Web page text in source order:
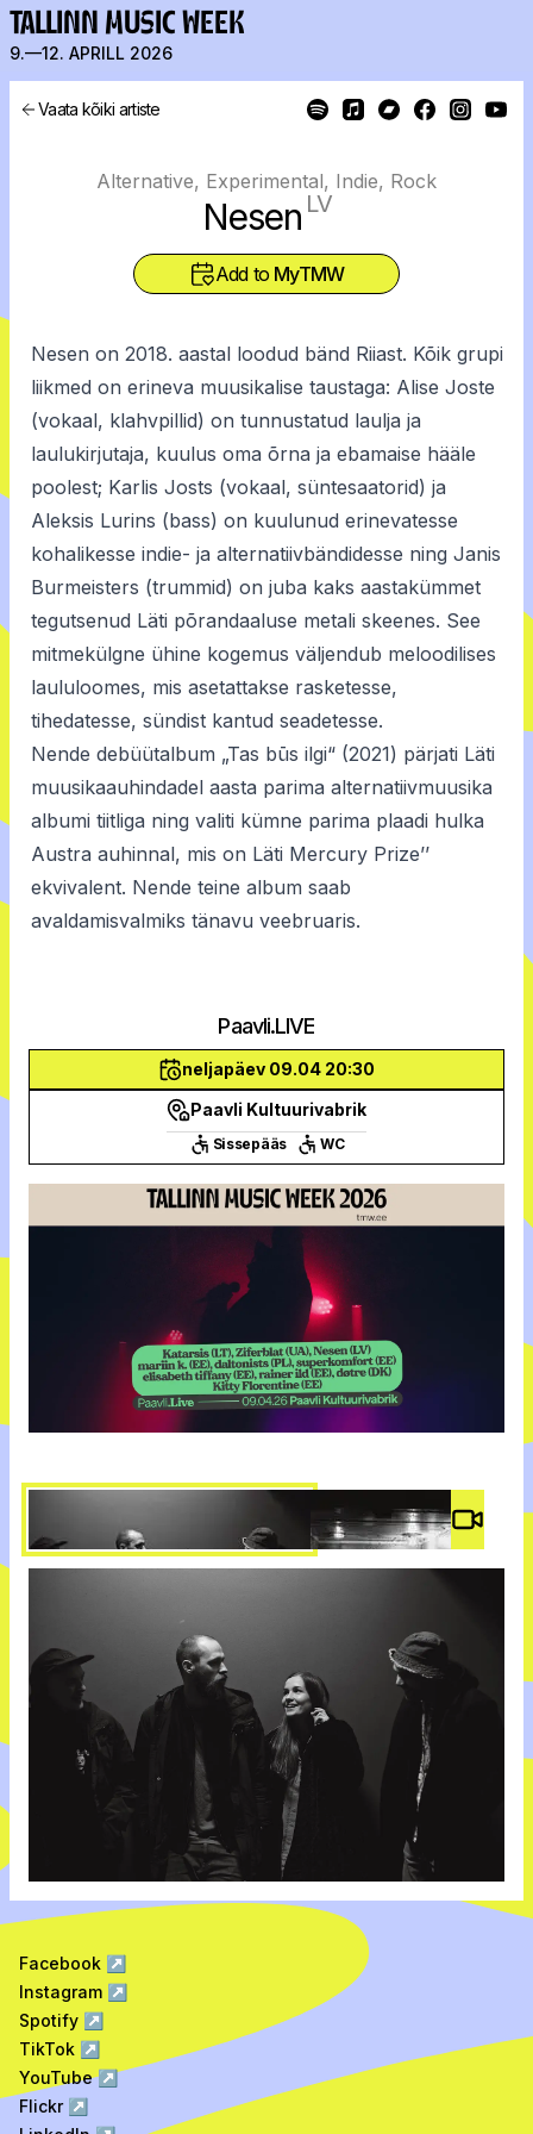
TALLINN MUSIC WEEK
9.—12. APRILL 2026
Vaata kõiki artiste
Alternative, Experimental, Indie, Rock
Nesen LV
Add to MyTMW
Nesen on 2018. aastal loodud bänd Riiast. Kõik grupi
liikmed on erineva muusikalise taustaga: Alise Joste
(vokaal, klahvpillid) on tunnustatud laulja ja
laulukirjutaja, kuulus oma õrna ja ebamaise hääle
poolest; Karlis Josts (vokaal, süntesaatorid) ja
Aleksis Lurins (bass) on kuulunud erinevatesse
kohalikesse indie- ja alternatiivbändidesse ning Janis
Burmeisters (trummid) on juba kaks aastakümmet
tegutsenud Läti põrandaaluse metali skeenes. See
mitmekülgne ühine kogemus väljendub meloodilises
laululoomes, mis asetattakse rasketesse,
tihedatesse, sündist kantud seadetesse.
Nende debüütalbum „Tas būs ilgi“ (2021) pärjati Läti
muusikaauhindadel aasta parima alternatiivmuusika
albumi tiitliga ning valiti kümne parima plaadi hulka
Austra auhinnal, mis on Läti Mercury Prize’’
ekvivalent. Nende teine album saab
avaldamisvalmiks tänavu veebruaris.
Paavli.LIVE
neljapäev 09.04 20:30
Paavli Kultuurivabrik
Sissepääs WC
Video #
Facebook ↗
Instagram ↗
Spotify ↗
TikTok ↗
YouTube↗
Flickr↗